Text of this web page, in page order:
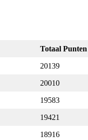
Totaal Punten
20139
20010
19583
19421
18916